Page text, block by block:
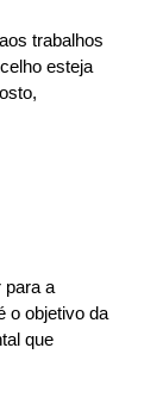
trabalhos
esteja
para a
o objetivo da
que